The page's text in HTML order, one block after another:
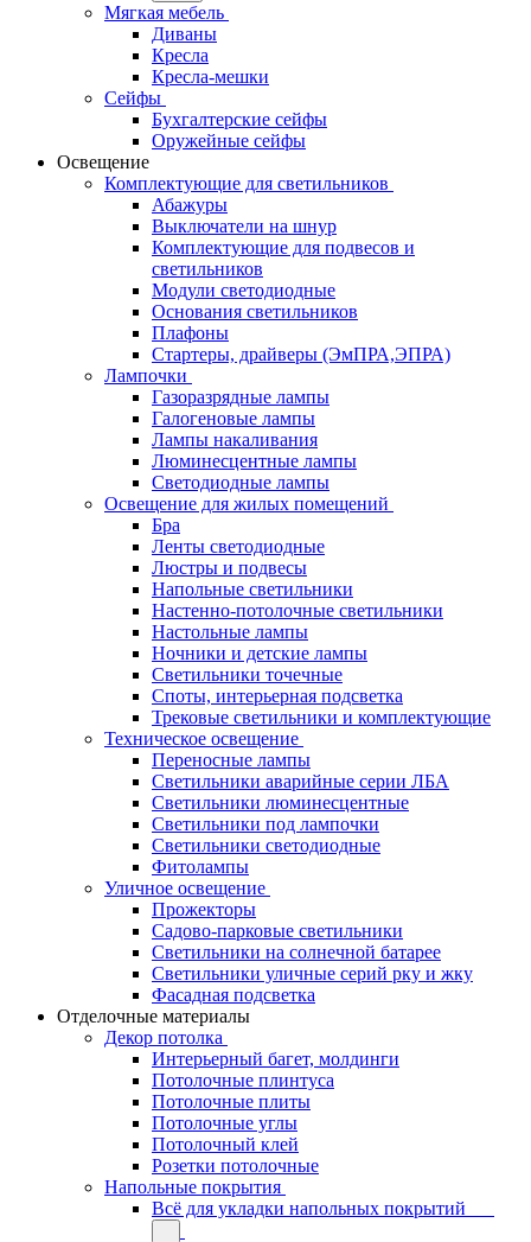
Мягкая мебель
Диваны
Кресла
Кресла-мешки
Сейфы
Бухгалтерские сейфы
Оружейные сейфы
Освещение
Комплектующие для светильников
Абажуры
Выключатели на шнур
Комплектующие для подвесов и
светильников
Модули светодиодные
Основания светильников
Плафоны
Стартеры, драйверы (ЭмПРА,ЭПРА)
Лампочки
Газоразрядные лампы
Галогеновые лампы
Лампы накаливания
Люминесцентные лампы
Светодиодные лампы
Освещение для жилых помещений
Бра
Ленты светодиодные
Люстры и подвесы
Напольные светильники
Настенно-потолочные светильники
Настольные лампы
Ночники и детские лампы
Светильники точечные
Споты, интерьерная подсветка
Трековые светильники и комплектующие
Техническое освещение
Переносные лампы
Светильники аварийные серии ЛБА
Светильники люминесцентные
Светильники под лампочки
Светильники светодиодные
Фитолампы
Уличное освещение
Прожекторы
Садово-парковые светильники
Светильники на солнечной батарее
Светильники уличные серий рку и жку
Фасадная подсветка
Отделочные материалы
Декор потолка
Интерьерный багет, молдинги
Потолочные плинтуса
Потолочные плиты
Потолочные углы
Потолочный клей
Розетки потолочные
Напольные покрытия
Всё для укладки напольных покрытий